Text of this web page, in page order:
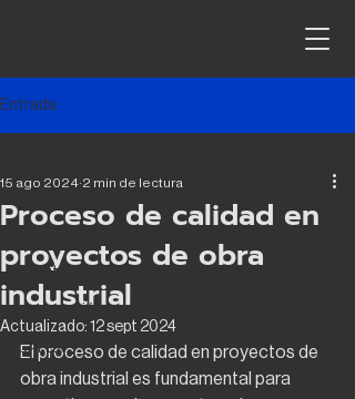
Entrada
arquitectura
CAPEX
Proceso de calidad en
proyectos de obra
industrial
15 ago 2024 2 min de lectura
Actualizado: 12 sept 2024
El proceso de calidad en proyectos de
obra industrial es fundamental para